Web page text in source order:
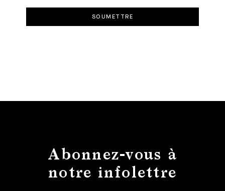
Abonnez-vous à
notre infolettre